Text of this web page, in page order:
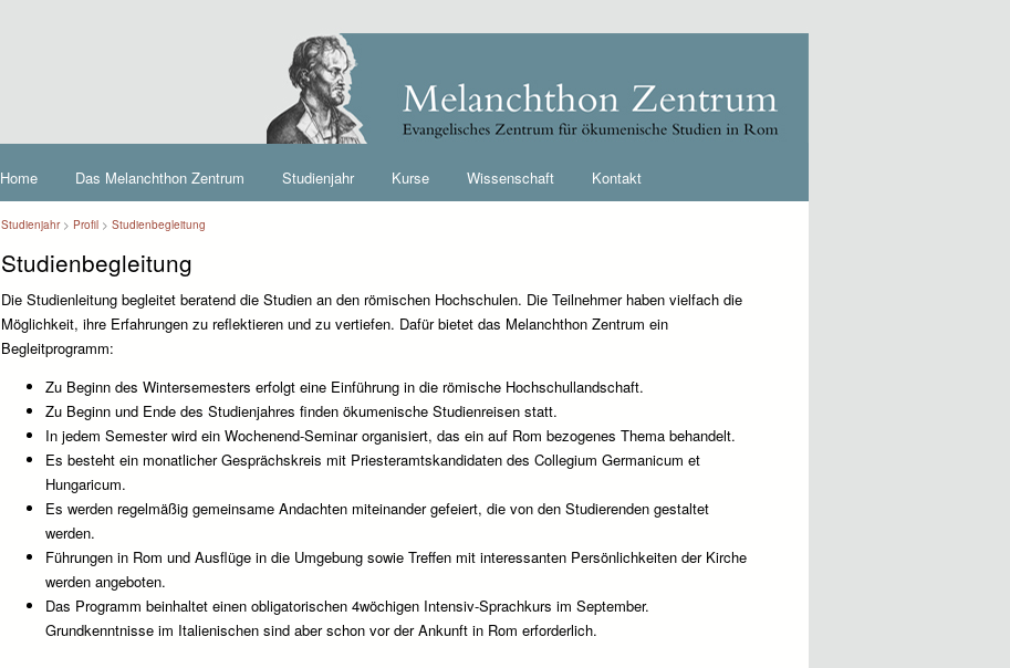
Home Das Melanchthon Zentrum Studienjahr Kurse Wissenschaft Kontakt
Studienjahr> Profil > Studienbegleitung
Studienbegleitung
Die Studienleitung begleitet beratend die Studien an den römischen Hochschulen. Die Teilnehmer haben vielfach die
Möglichkeit, ihre Erfahrungen zu reflektieren und zu vertiefen. Dafür bietet das Melanchthon Zentrum ein
Begleitprogramm:
Zu Beginn des Wintersemesters erfolgt eine Einführung in die römische Hochschullandschaft.
Zu Beginn und Ende des Studienjahres finden ökumenische Studienreisen statt.
In jedem Semester wird ein Wochenend-Seminar organisiert, das ein auf Rom bezogenes Thema behandelt.
Es besteht ein monatlicher Gesprächskreis mit Priesteramtskandidaten des Collegium Germanicum et
Hungaricum.
Es werden regelmäßig gemeinsame Andachten miteinander gefeiert, die von den Studierenden gestaltet
werden.
Führungen in Rom und Ausflüge in die Umgebung sowie Treffen mit interessanten Persönlichkeiten der Kirche
werden angeboten.
Das Programm beinhaltet einen obligatorischen 4wöchigen Intensiv-Sprachkurs im September.
Grundkenntnisse im Italienischen sind aber schon vor der Ankunft in Rom erforderlich.